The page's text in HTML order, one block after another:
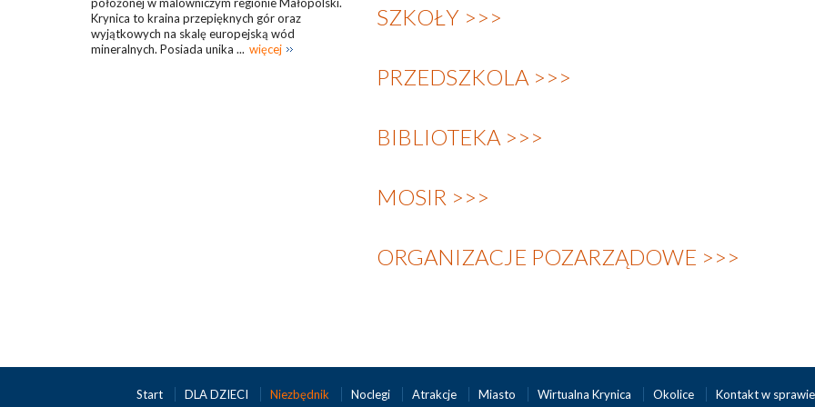
Krynica to kraina przepięknych gór oraz
wyjątkowych na skalę europejską wód
mineralnych. Posiada unika ... więcej
SZKOŁY >>>
PRZEDSZKOLA >>>
BIBLIOTEKA >>>
MOSIR >>>
ORGANIZACJE POZARZĄDOWE >>>
Start DLA DZIECI Niezbędnik Noclegi Atrakcje Miasto Wirtualna Krynica Okolice Kontakt w